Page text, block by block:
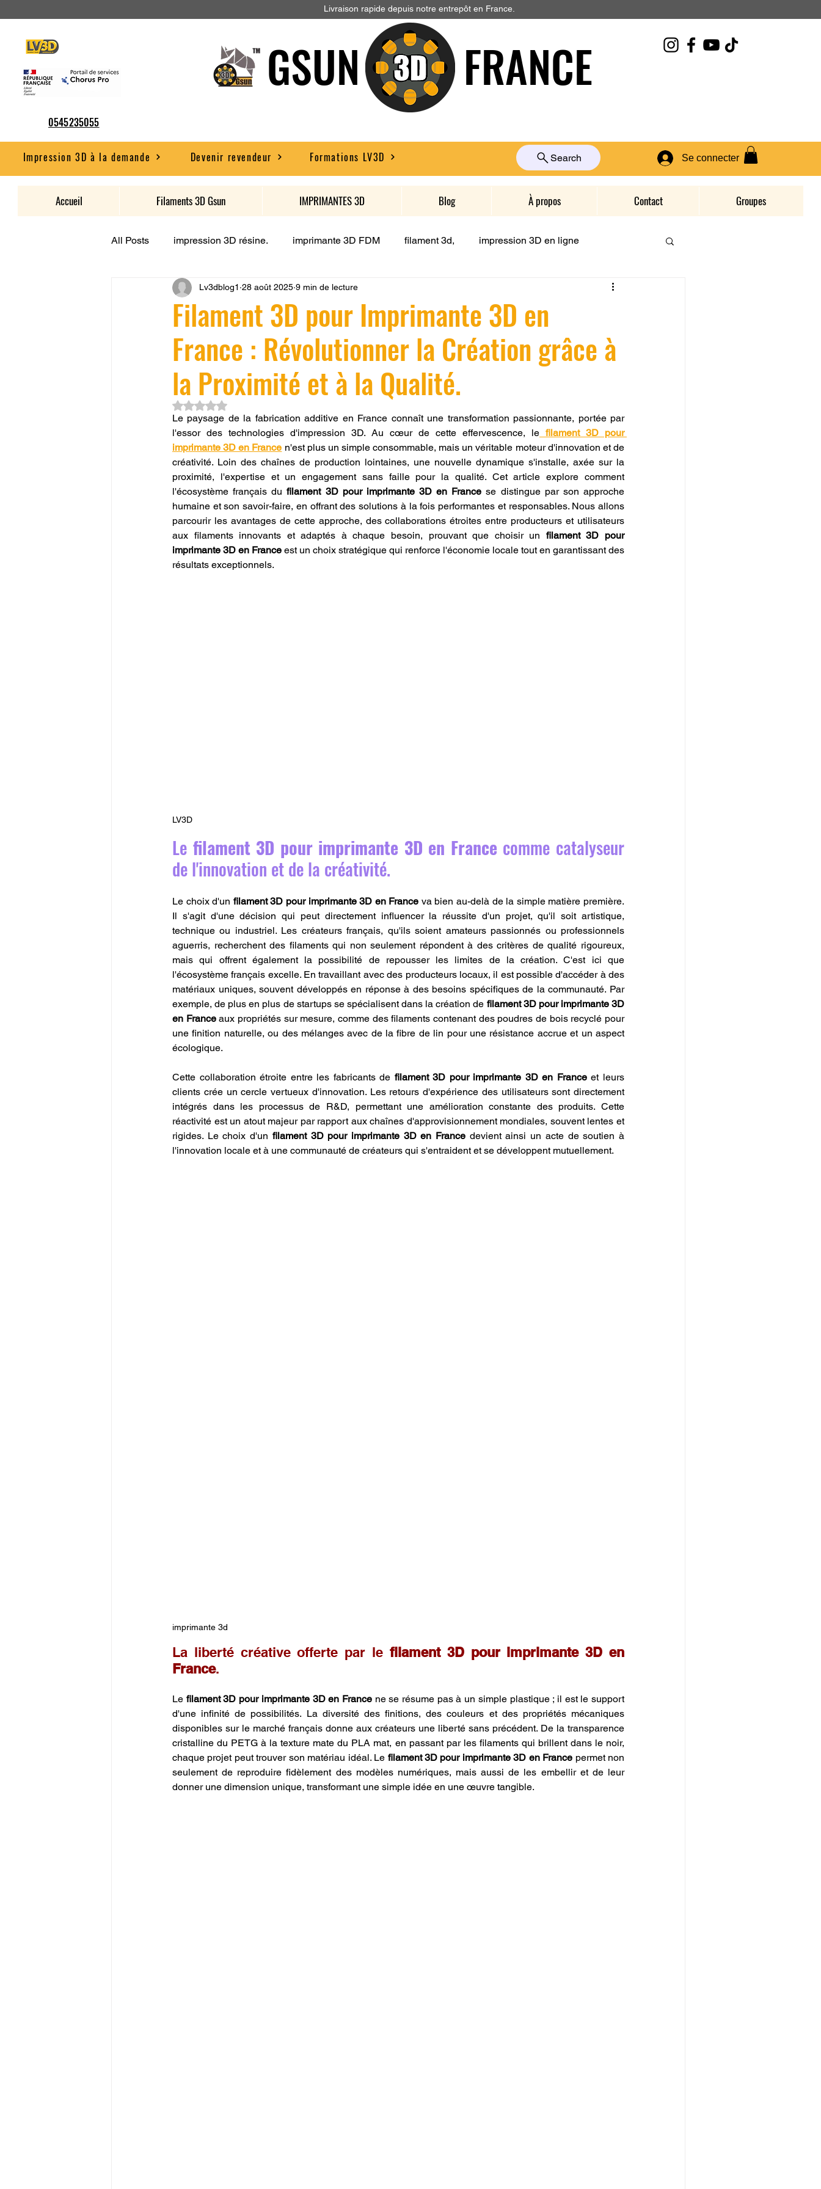
Livraison rapide depuis notre entrepôt en France.
0545235055
GSUN FRANCE
Impression 3D à la demande Devenir revendeur Formations LV3D Se connecter
Search
Accueil Filaments 3D Gsun IMPRIMANTES 3D Blog À propos Contact Groupes
All Posts impression 3D résine. imprimante 3D FDM filament 3d, impression 3D en ligne
CONCESSION LV3D JEU LV3D Formation
SCANNER 3D Formation à l'impression 3D CPF impression 3D à la demande Formation 3D en ligne.
filament 3D Refaire une piece en 3D Filament PETG
Entretien imprimante 3D postraitement SNAPMAKER CRÉALITY SPARK X I7 CREALITY
Bambu Lab X2D fusion 360 fusion 360 Formation CREALITY PRINT
Filament 3D pour Imprimante 3D en
France : Révolutionner la Création grâce à
la Proximité et à la Qualité.
Lv3dblog1 28 août 2025 9 min de lecture
Noté NaN étoiles sur 5.
Le paysage de la fabrication additive en France connaît une transformation passionnante, portée par
l'essor des technologies d'impression 3D. Au cœur de cette effervescence, le filament 3D pour
imprimante 3D en France n'est plus un simple consommable, mais un véritable moteur d'innovation et de
créativité. Loin des chaînes de production lointaines, une nouvelle dynamique s'installe, axée sur la
proximité, l'expertise et un engagement sans faille pour la qualité. Cet article explore comment
l'écosystème français du filament 3D pour imprimante 3D en France se distingue par son approche
humaine et son savoir-faire, en offrant des solutions à la fois performantes et responsables. Nous allons
parcourir les avantages de cette approche, des collaborations étroites entre producteurs et utilisateurs
aux filaments innovants et adaptés à chaque besoin, prouvant que choisir un filament 3D pour
imprimante 3D en France est un choix stratégique qui renforce l'économie locale tout en garantissant des
résultats exceptionnels.
LV3D
Le filament 3D pour imprimante 3D en France comme catalyseur
de l'innovation et de la créativité.
Le choix d'un filament 3D pour imprimante 3D en France va bien au-delà de la simple matière première.
Il s'agit d'une décision qui peut directement influencer la réussite d'un projet, qu'il soit artistique,
technique ou industriel. Les créateurs français, qu'ils soient amateurs passionnés ou professionnels
aguerris, recherchent des filaments qui non seulement répondent à des critères de qualité rigoureux,
mais qui offrent également la possibilité de repousser les limites de la création. C'est ici que
l'écosystème français excelle. En travaillant avec des producteurs locaux, il est possible d'accéder à des
matériaux uniques, souvent développés en réponse à des besoins spécifiques de la communauté. Par
exemple, de plus en plus de startups se spécialisent dans la création de filament 3D pour imprimante 3D
en France aux propriétés sur mesure, comme des filaments contenant des poudres de bois recyclé pour
une finition naturelle, ou des mélanges avec de la fibre de lin pour une résistance accrue et un aspect
écologique.
Cette collaboration étroite entre les fabricants de filament 3D pour imprimante 3D en France et leurs
clients crée un cercle vertueux d'innovation. Les retours d'expérience des utilisateurs sont directement
intégrés dans les processus de R&D, permettant une amélioration constante des produits. Cette
réactivité est un atout majeur par rapport aux chaînes d'approvisionnement mondiales, souvent lentes et
rigides. Le choix d'un filament 3D pour imprimante 3D en France devient ainsi un acte de soutien à
l'innovation locale et à une communauté de créateurs qui s'entraident et se développent mutuellement.
imprimante 3d
La liberté créative offerte par le filament 3D pour imprimante 3D en
France.
Le filament 3D pour imprimante 3D en France ne se résume pas à un simple plastique ; il est le support
d'une infinité de possibilités. La diversité des finitions, des couleurs et des propriétés mécaniques
disponibles sur le marché français donne aux créateurs une liberté sans précédent. De la transparence
cristalline du PETG à la texture mate du PLA mat, en passant par les filaments qui brillent dans le noir,
chaque projet peut trouver son matériau idéal. Le filament 3D pour imprimante 3D en France permet non
seulement de reproduire fidèlement des modèles numériques, mais aussi de les embellir et de leur
donner une dimension unique, transformant une simple idée en une œuvre tangible.